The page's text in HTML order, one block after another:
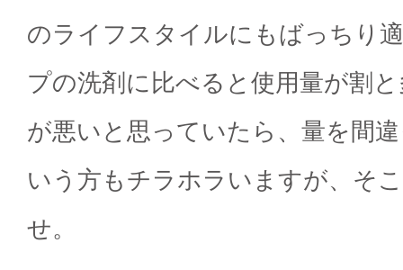
のライフスタイルにもばっちり
プの洗剤に比べると使用量が割
が悪いと思っていたら、量を間
いう方もチラホラいますが、そ
せ。